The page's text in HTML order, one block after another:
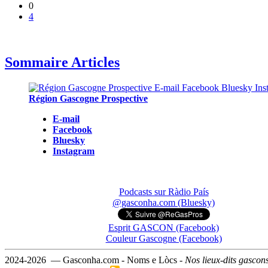
0
4
Sommaire Articles
Région Gascogne Prospective
E-mail
Facebook
Bluesky
Instagram
Podcasts sur Ràdio País
@gasconha.com (Bluesky)
Esprit GASCON (Facebook)
Couleur Gascogne (Facebook)
2024-2026 — Gasconha.com - Noms e Lòcs - Nos lieux-dits